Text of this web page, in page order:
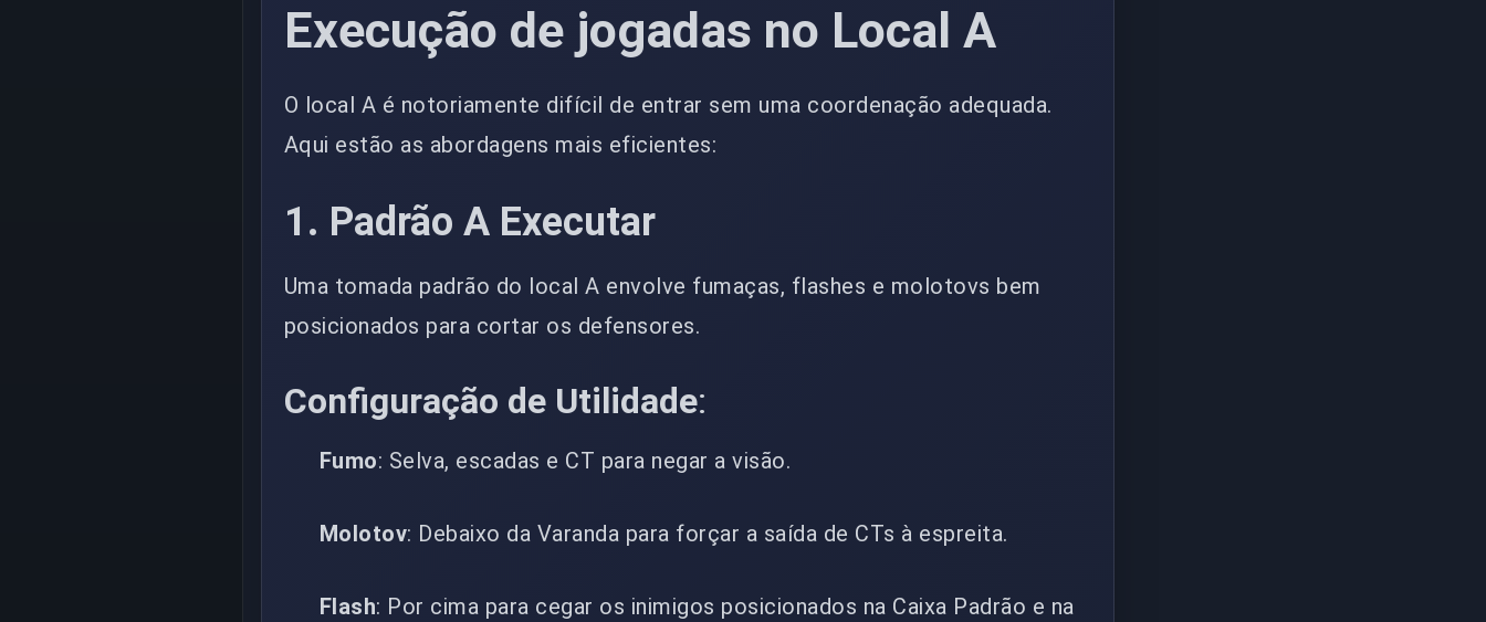
Execução de jogadas no Local A
O local A é notoriamente difícil de entrar sem uma coordenação adequada.
Aqui estão as abordagens mais eficientes:
1. Padrão A Executar
Uma tomada padrão do local A envolve fumaças, flashes e molotovs bem
posicionados para cortar os defensores.
Configuração de Utilidade:
Fumo: Selva, escadas e CT para negar a visão.
Molotov: Debaixo da Varanda para forçar a saída de CTs à espreita.
Flash: Por cima para cegar os inimigos posicionados na Caixa Padrão e na